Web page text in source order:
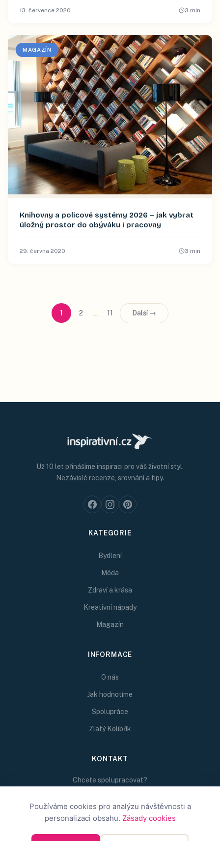
13. července 2020 3 min
MAGAZÍN
Knihovny a policové systémy 2026 – jak vybrat
úložný prostor do obýváku i pracovny
29. června 2020 3 min
1 2 … 11 Další →
Už 10 let přinášíme inspiraci pro váš životní styl.
Nezávislé recenze, srovnání a tipy.
KATEGORIE
Bydlení
Móda
Zdraví a krása
Kreativní nápady
Magazín
INFORMACE
O nás
Jak hodnotíme
Spolupráce
Zlatý Kolibřík
KONTAKT
Chcete spolupracovat?
redakce@inspirativni.cz
Používáme cookies pro analýzu návštěvnosti a
personalizaci obsahu. Zásady cookies